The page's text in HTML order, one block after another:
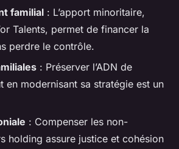
familial : L’apport minoritaire,
Talents, permet de financer la
perdre le contrôle.
: Préserver l’ADN de
en modernisant sa stratégie est un
: Compenser les non-
holding assure justice et cohésion